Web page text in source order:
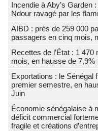
Incendie à Aby’s Garden
Ndour ravagé par les
AIBD : près de 259 000
passagers en cinq mois,
Recettes de l’État : 1
mois, en hausse de 7,9%
Exportations : le Sénégal
premier semestre, en
Juin
Économie sénégalaise à
déficit commercial
fragile et créations